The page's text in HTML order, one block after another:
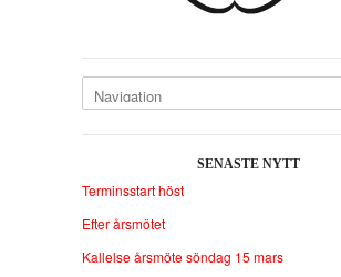
SENASTE NYTT
Terminsstart höst
Efter årsmötet
Kallelse årsmöte söndag 15 mars